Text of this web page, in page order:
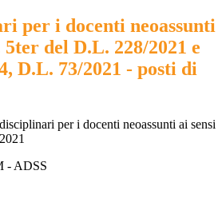
per i docenti neoassunti
del D.L. 228/2021 e
D.L. 73/2021 - posti di
per i docenti neoassunti ai sensi
- ADSS